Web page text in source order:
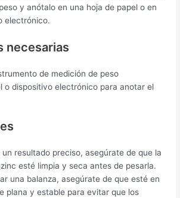
y anótalo en una hoja de papel o en
electrónico.
necesarias
de medición de peso
o dispositivo electrónico para anotar el
un resultado preciso, asegúrate de que la
esté limpia y seca antes de pesarla.
una balanza, asegúrate de que esté en
plana y estable para evitar que los